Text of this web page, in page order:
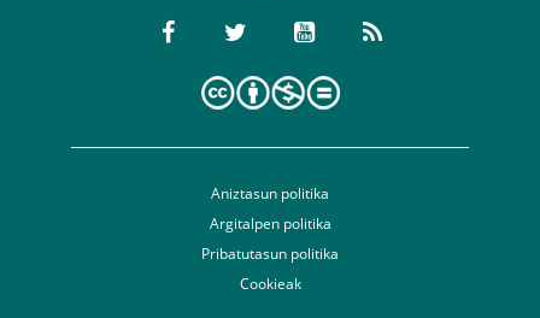
Aniztasun politika
Argitalpen politika
Pribatutasun politika
Cookieak